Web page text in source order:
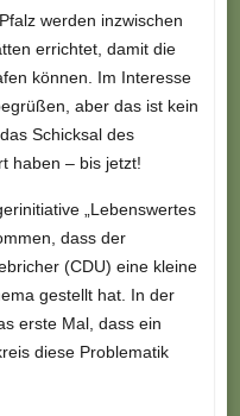
werden inzwischen
errichtet, damit die
können. Im Interesse
aber das ist kein
Schicksal des
haben – bis jetzt!
„Lebenswertes
dass der
(CDU) eine kleine
gestellt hat. In der
erste Mal, dass ein
diese Problematik